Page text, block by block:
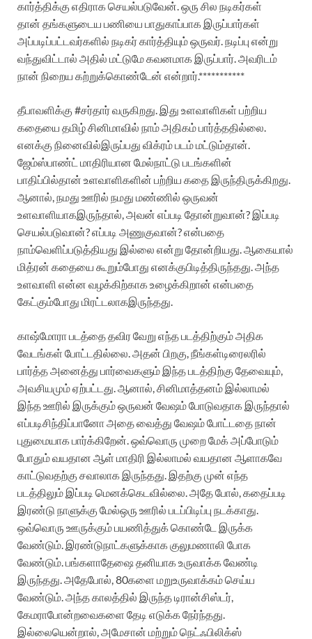
கார்த்திக்கு எதிராகசெயல்படுவேன் ஒரு சில நடிகர்கள்
தான் தங்களுடைய பணியை பாதுகாப்பாக இருப்பார்கள்
அப்படிப்பட்டவர்களில் நடிகர்கார்த்தியும்ஒருவர் நடிப்பு என்று
வந்துவிட்டால் அதில் மட்டுமேகவனமாக இருப்பார் அவரிடம்
நான் நிறைய கற்றுக்கொண்டேன் என்றார்.***********
தீபாவளிக்கு #சர்தார்வருகிறது இது உளவாளிகள் பற்றிய
கதையை தமிழ்சினிமாவில் நாம்அதிகம்பார்த்ததில்லை
எனக்கு நினைவில்இருப்பது விக்ரம்படம்மட்டும்தான்
ஜேம்ஸ்பாண்ட் மாதிரியான மேல்நாட்டு படங்களின்
பாதிப்பில்தான் உளவாளிகளின் பற்றிய கதை இருந்திருக்கிறது
ஆனால் நமது ஊரில் நமது மண்ணில் ஒருவன்
உளவாளியாகஇருந்தால் அவன் எப்படி தோன்றுவான்? இப்படி
செயல்படுவான்?எப்படி அணுகுவான்?என்பதை
நாம்வெளிப்படுத்தியது இல்லை என்று தோன்றியது ஆகையால்
மித்ரன் கதையை கூறும்போது எனக்குபிடித்திருந்தது அந்த
உளவாளி என்ன வழக்கிற்காகஉழைக்கிறான் என்பதை
கேட்கும்போது மிரட்டலாகஇருந்தது
காஷ்மோராபடத்தைதவிரவேறு எந்தபடத்திற்கும்அதிக
வேடங்கள் போட்டதில்லை அதன் பிறகு நீங்கள்டிரைலரில்
பார்த்தஅனைத்து பார்வைகளும் இந்தபடத்திற்கு தேவையும்
அவசியமும்ஏற்பட்டது ஆனால் சினிமாத்தனம் இல்லாமல்
இந்தஊரில் இருக்கும்ஒருவன் வேஷம்போடுவதாக இருந்தால்
எப்படிசிந்திப்பானோஅதைவைத்து வேஷம்போட்டதைநான்
புதுமையாகபார்க்கிறேன் ஒவ்வொரு முறைமேக்அப்போடும்
போதும்வயதான ஆள் மாதிரி இல்லாமல் வயதான ஆளாகவே
காட்டுவதற்கு சவாலாக இருந்தது இதற்கு முன் எந்த
படத்திலும் இப்படி மெனக்கெடவில்லை அதேபோல் கதைப்படி
இரண்டு நாளுக்கு மேல்ஒரு ஊரில் படப்பிடிப்பு நடக்காது
ஒவ்வொரு ஊருக்கும்பயணித்துக்கொண்டே
இருக்க
வேண்டும் இரண்டுநாட்களுக்காககுலுமணாலி போக
வேண்டும் பங்களாதேஷை தனியாகஉருவாக்கவேண்டி
இருந்தது அதேபோல் , 80களை மறுஉருவாக்கம்செய்ய
வேண்டும் அந்தகாலத்தில் இருந்தடிரான்சிஸ்டர்
கேமராபோன்றவைகளை தேடி எடுக்கநேர்ந்தது
இல்லையென்றால் அமேசான் மற்றும்நெட்ஃபிலிக்ஸ்